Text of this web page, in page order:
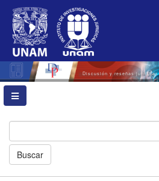
Navegación
principal
Contenido
principal
Barra
lateral
Discusión y reseñas jurídicas
Buscar